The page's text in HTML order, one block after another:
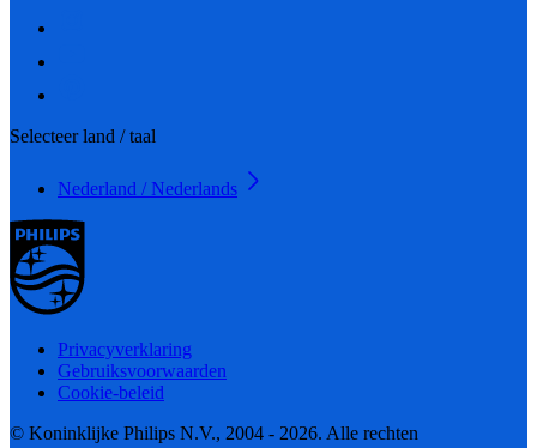
Selecteer land / taal
Nederland / Nederlands
Privacyverklaring
Gebruiksvoorwaarden
Cookie-beleid
© Koninklijke Philips N.V., 2004 - 2026. Alle rechten